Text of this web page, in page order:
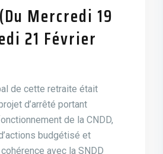
Mercredi 19
21 Février
de cette retraite était
d’arrêté portant
de la CNDD,
budgétisé et
avec la SNDD